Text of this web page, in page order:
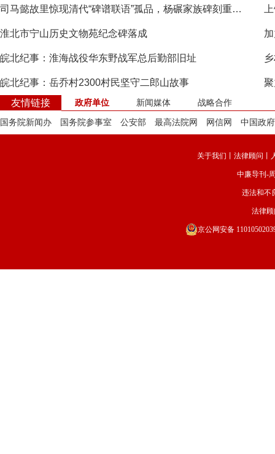
司马懿故里惊现清代“碑谱联语”孤品，杨碾家族碑刻重见天日
淮北市宁山历史文物苑纪念碑落成
皖北纪事：淮海战役华东野战军总后勤部旧址
皖北纪事：岳乔村2300村民坚守二郎山故事
友情链接 政府单位 新闻媒体
战略合作
国务院新闻办
国务院参事室 公安部 最高法院网 网信网 中国政
关于我们 法律顾问
中廉导刊-
违法和不
法律
京公网安备